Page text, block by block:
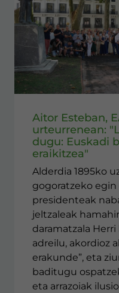
Aitor Esteban,
urteurrenean:
dugu: Euskadi
eraikitzea"
Alderdia 1895ko
gogoratzeko
presidenteak
jeltzaleak
daramatzala
adreilu, akordioz
erakunde”, eta
baditugu
eta arrazoiak